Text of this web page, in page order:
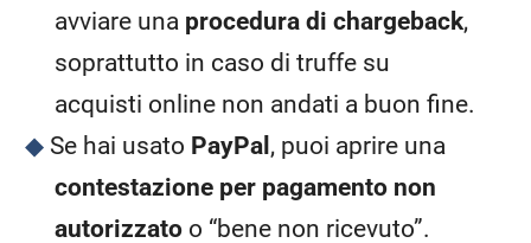
avviare una procedura di chargeback,
soprattutto in caso di truffe su
acquisti online non andati a buon fine.
Se hai usato PayPal , puoi aprire una
contestazione per pagamento non
autorizzato o “bene non ricevuto”.